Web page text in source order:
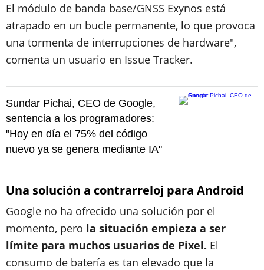
El módulo de banda base/GNSS Exynos está
atrapado en un bucle permanente, lo que provoca
una tormenta de interrupciones de hardware",
comenta un usuario en Issue Tracker.
Sundar Pichai, CEO de Google,
sentencia a los programadores:
"Hoy en día el 75% del código
nuevo ya se genera mediante IA"
Una solución a contrarreloj para Android
Google no ha ofrecido una solución por el
momento, pero la situación empieza a ser
límite para muchos usuarios de Pixel. El
consumo de batería es tan elevado que la